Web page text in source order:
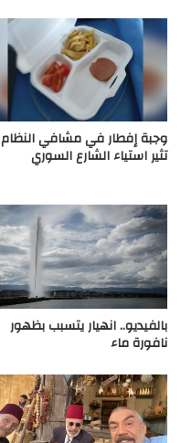
وجبة إفطار في مشافي النظام
تثير استياء الشارع السوري
بالفيديو.. انهيار يتسبب بظهور
نافورة ماء